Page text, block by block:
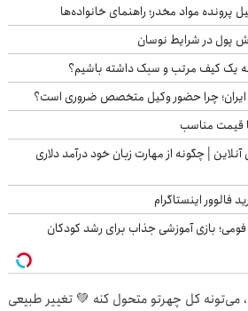
پول در شرایط نوسان
یک کیف مرتب و سبک داشته باشیم؟
ایران؛ چرا حضور وکیل متخصص ضروری است؟
قیمت مناسب
| چگونه از مهارت زبان خود درآمد دلاری
اینستاگرام
بازی آموزشی جذاب برای رشد کودکان
کل چهرتو متحول کنه 💚 تغییر طبیعی